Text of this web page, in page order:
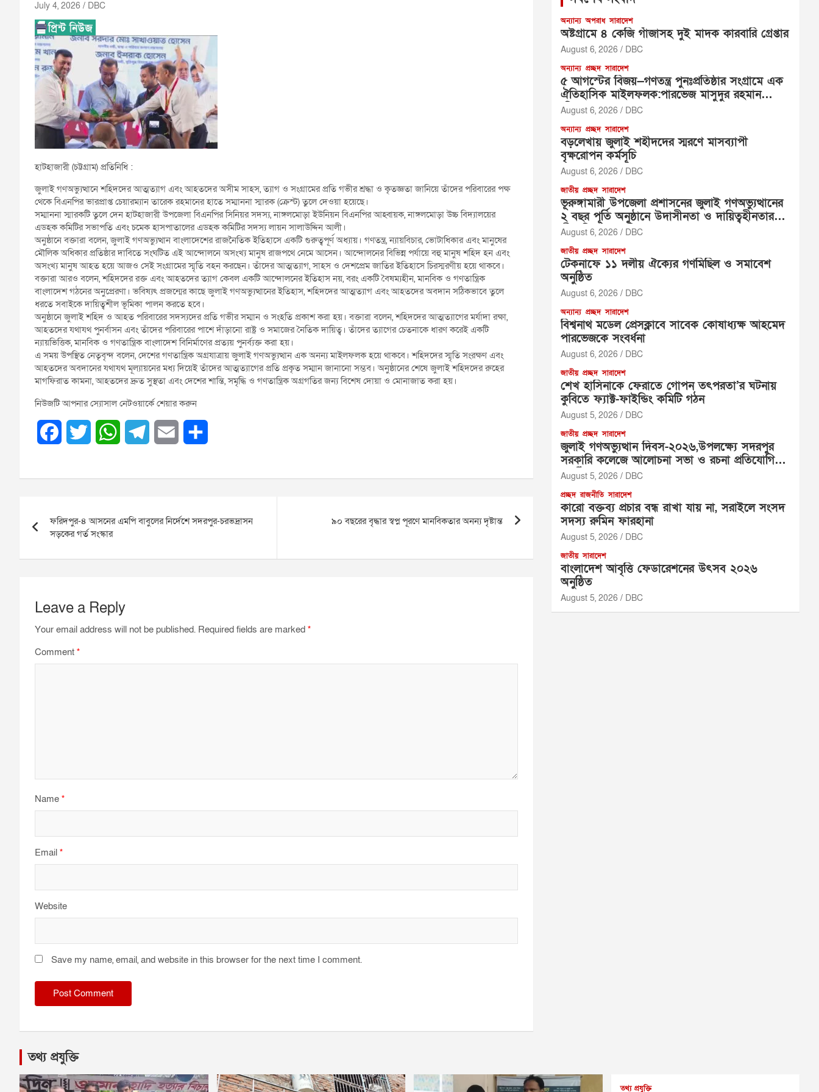
July 4, 2026 DBC
হাটহাজারী (চট্টগ্রাম) প্রতিনিধি :
জুলাই গণঅভ্যুত্থানে শহিদদের আত্মত্যাগ এবং আহতদের অসীম সাহস, ত্যাগ ও সংগ্রামের প্রতি গভীর শ্রদ্ধা ও কৃতজ্ঞতা জানিয়ে তাঁদের পরিবারের পক্ষ
থেকে বিএনপির ভারপ্রাপ্ত চেয়ারম্যান তারেক রহমানের হাতে সম্মাননা স্মারক (ক্রেস্ট) তুলে দেওয়া হয়েছে।
সম্মাননা স্মারকটি তুলে দেন হাটহাজারী উপজেলা বিএনপির সিনিয়র সদস্য, নাঙ্গলমোড়া ইউনিয়ন বিএনপির আহ্বায়ক, নাঙ্গলমোড়া উচ্চ বিদ্যালয়ের
এডহক কমিটির সভাপতি এবং চমেক হাসপাতালের এডহক কমিটির সদস্য লায়ন সালাউদ্দিন আলী।
অনুষ্ঠানে বক্তারা বলেন, জুলাই গণঅভ্যুত্থান বাংলাদেশের রাজনৈতিক ইতিহাসে একটি গুরুত্বপূর্ণ অধ্যায়। গণতন্ত্র, ন্যায়বিচার, ভোটাধিকার এবং মানুষের
মৌলিক অধিকার প্রতিষ্ঠার দাবিতে সংঘটিত এই আন্দোলনে অসংখ্য মানুষ রাজপথে নেমে আসেন। আন্দোলনের বিভিন্ন পর্যায়ে বহু মানুষ শহিদ হন এবং
অসংখ্য মানুষ আহত হয়ে আজও সেই সংগ্রামের স্মৃতি বহন করছেন। তাঁদের আত্মত্যাগ, সাহস ও দেশপ্রেম জাতির ইতিহাসে চিরস্মরণীয় হয়ে থাকবে।
বক্তারা আরও বলেন, শহিদদের রক্ত এবং আহতদের ত্যাগ কেবল একটি আন্দোলনের ইতিহাস নয়, বরং একটি বৈষম্যহীন, মানবিক ও গণতান্ত্রিক
বাংলাদেশ গঠনের অনুপ্রেরণা। ভবিষ্যৎ প্রজন্মের কাছে জুলাই গণঅভ্যুত্থানের ইতিহাস, শহিদদের আত্মত্যাগ এবং আহতদের অবদান সঠিকভাবে তুলে
ধরতে সবাইকে দায়িত্বশীল ভূমিকা পালন করতে হবে।
অনুষ্ঠানে জুলাই শহিদ ও আহত পরিবারের সদস্যদের প্রতি গভীর সম্মান ও সংহতি প্রকাশ করা হয়। বক্তারা বলেন, শহিদদের আত্মত্যাগের মর্যাদা রক্ষা,
আহতদের যথাযথ পুনর্বাসন এবং তাঁদের পরিবারের পাশে দাঁড়ানো রাষ্ট্র ও সমাজের নৈতিক দায়িত্ব। তাঁদের ত্যাগের চেতনাকে ধারণ করেই একটি
ন্যায়ভিত্তিক, মানবিক ও গণতান্ত্রিক বাংলাদেশ বিনির্মাণের প্রত্যয় পুনর্ব্যক্ত করা হয়।
এ সময় উপস্থিত নেতৃবৃন্দ বলেন, দেশের গণতান্ত্রিক অগ্রযাত্রায় জুলাই গণঅভ্যুত্থান এক অনন্য মাইলফলক হয়ে থাকবে। শহিদদের স্মৃতি সংরক্ষণ এবং
আহতদের অবদানের যথাযথ মূল্যায়নের মধ্য দিয়েই তাঁদের আত্মত্যাগের প্রতি প্রকৃত সম্মান জানানো সম্ভব। অনুষ্ঠানের শেষে জুলাই শহিদদের রুহের
মাগফিরাত কামনা, আহতদের দ্রুত সুস্থতা এবং দেশের শান্তি, সমৃদ্ধি ও গণতান্ত্রিক অগ্রগতির জন্য বিশেষ দোয়া ও মোনাজাত করা হয়।
নিউজটি আপনার স্যোসাল নেটওয়ার্কে শেয়ার করুন
c
b
k
i
t
W
a
p
l
g
a
a
e
navigation
ফরিদপুর-৪ আসনের এমপি বাবুলের নির্দেশে সদরপুর-চরভদ্রাসন
সড়কের গর্ত সংস্কার
৯০ বছরের বৃদ্ধার স্বপ্ন পূরণে মানবিকতার অনন্য দৃষ্টান্ত
Leave a Reply
Your email address will not be published. Required fields are marked *
Comment *
Name *
Email *
Website
Save my name, email, and website in this browser for the next time I comment.
অন্যান্য অপরাধ সারাদেশ
অষ্টগ্রামে ৪ কেজি গাঁজাসহ দুই মাদক কারবারি গ্রেপ্তার
August 6, 2026 DBC
অন্যান্য প্রচ্ছদ সারাদেশ
৫ আগস্টের বিজয়—গণতন্ত্র পুনঃপ্রতিষ্ঠার সংগ্রামে এক
ঐতিহাসিক মাইলফলক:পারভেজ মাসুদুর রহমান
(পিএম রহমান)
August 6, 2026 DBC
অন্যান্য প্রচ্ছদ সারাদেশ
বড়লেখায় জুলাই শহীদদের স্মরণে মাসব্যাপী
বৃক্ষরোপন কর্মসূচি
August 6, 2026 DBC
জাতীয় প্রচ্ছদ সারাদেশ
ভূরুঙ্গামারী উপজেলা প্রশাসনের জুলাই গণঅভ্যুত্থানের
২ বছর পূর্তি অনুষ্ঠানে উদাসীনতা ও দায়িত্বহীনতার
তীব্র নিন্দা ও প্রতিবাদ
August 6, 2026 DBC
জাতীয় প্রচ্ছদ সারাদেশ
টেকনাফে ১১ দলীয় ঐক্যের গণমিছিল ও সমাবেশ
অনুষ্ঠিত
August 6, 2026 DBC
অন্যান্য প্রচ্ছদ সারাদেশ
বিশ্বনাথ মডেল প্রেসক্লাবে সাবেক কোষাধ্যক্ষ আহমেদ
পারভেজকে সংবর্ধনা
August 6, 2026 DBC
জাতীয় প্রচ্ছদ সারাদেশ
শেখ হাসিনাকে ফেরাতে গোপন তৎপরতা’র ঘটনায়
কুবিতে ফ্যাক্ট-ফাইন্ডিং কমিটি গঠন
August 5, 2026 DBC
জাতীয় প্রচ্ছদ সারাদেশ
জুলাই গণঅভ্যুত্থান দিবস-২০২৬,উপলক্ষ্যে সদরপুর
সরকারি কলেজে আলোচনা সভা ও রচনা প্রতিযোগিতা
অনুষ্ঠিত
August 5, 2026 DBC
প্রচ্ছদ রাজনীতি সারাদেশ
‎কারো বক্তব্য প্রচার বন্ধ রাখা যায় না, সরাইলে সংসদ
সদস্য রুমিন ফারহানা ‎ ‎
August 5, 2026 DBC
জাতীয় সারাদেশ
বাংলাদেশ আবৃত্তি ফেডারেশনের উৎসব ২০২৬
অনুষ্ঠিত
August 5, 2026 DBC
তথ্য প্রযুক্তি
তথ্য প্রযুক্তি